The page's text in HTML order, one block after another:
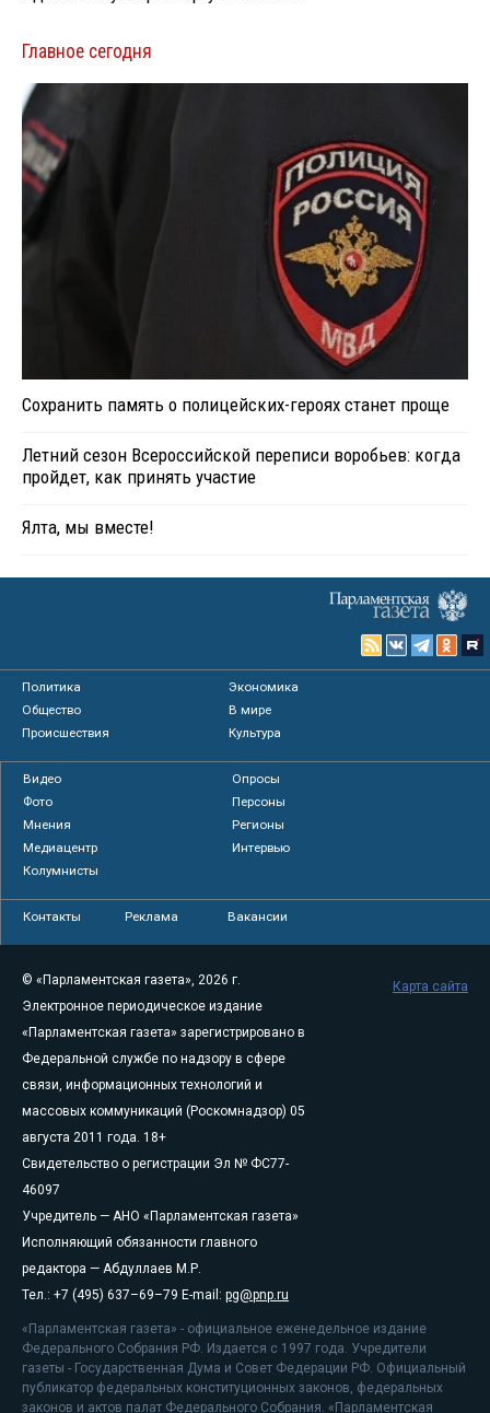
Главное сегодня
Сохранить память о полицейских-героях станет проще
Летний сезон Всероссийской переписи воробьев: когда
пройдет, как принять участие
Ялта, мы вместе!
Политика
Экономика
Общество
В мире
Происшествия
Культура
Видео
Опросы
Фото
Персоны
Мнения
Регионы
Медиацентр
Интервью
Колумнисты
Контакты Реклама Вакансии
© «Парламентская газета», 2026 г.
Электронное периодическое издание
«Парламентская газета» зарегистрировано в
Федеральной службе по надзору в сфере
связи, информационных технологий и
массовых коммуникаций (Роскомнадзор) 05
августа 2011 года. 18+
Свидетельство о регистрации Эл № ФС77-
46097
Учредитель — АНО «Парламентская газета»
Исполняющий обязанности главного
редактора — Абдуллаев М.Р.
Тел.: +7 (495) 637–69–79 E-mail: pg@pnp.ru
«Парламентская газета» - официальное еженедельное издание
Федерального Собрания РФ. Издается с 1997 года. Учредители
газеты - Государственная Дума и Совет Федерации РФ. Официальный
публикатор федеральных конституционных законов, федеральных
законов и актов палат Федерального Собрания. «Парламентская
Карта сайта